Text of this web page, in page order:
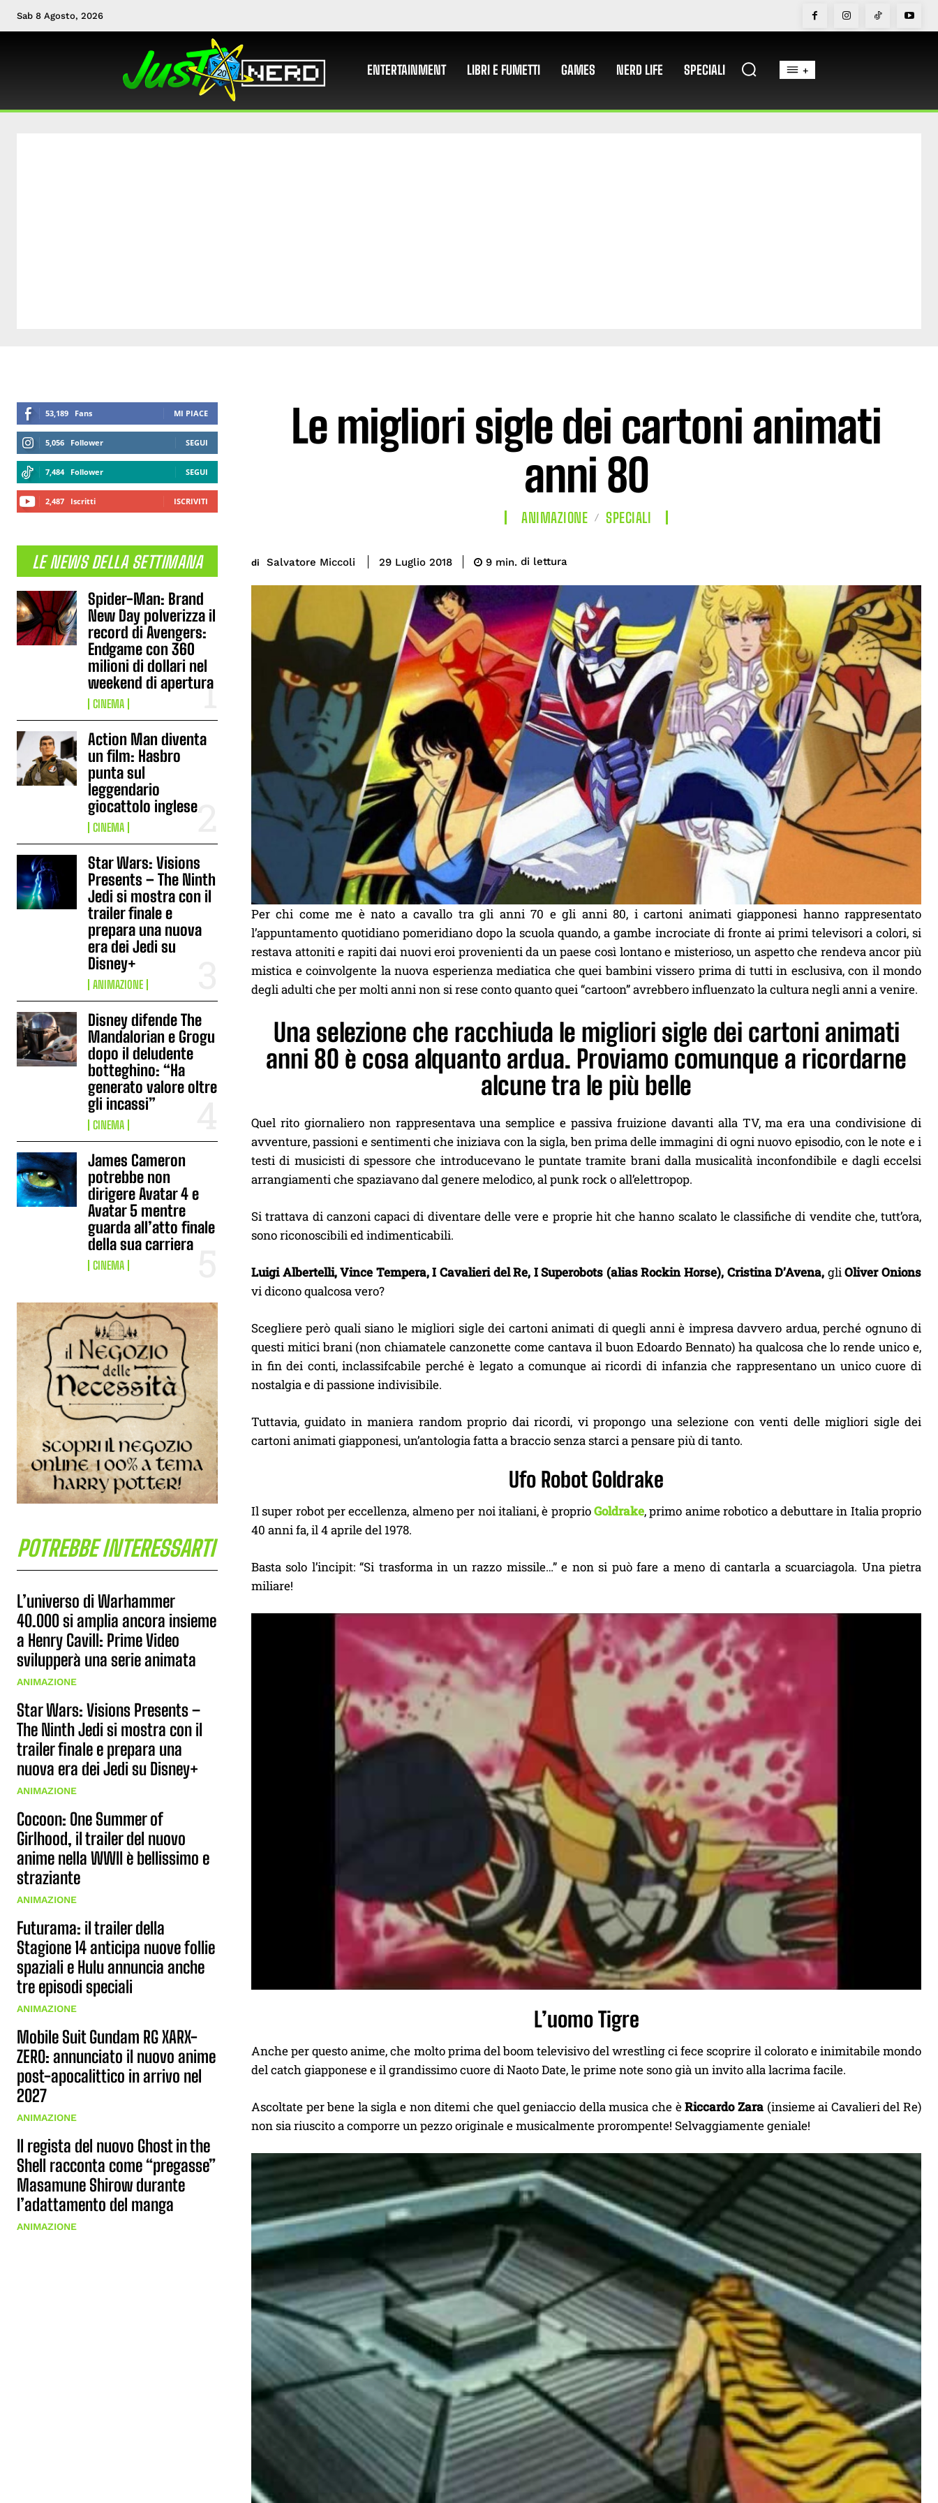
Sab 8 Agosto, 2026
ENTERTAINMENT LIBRI E FUMETTI GAMES NERD LIFE SPECIALI +
53,189 Fans MI PIACE
5,056 Follower SEGUI
7,484 Follower SEGUI
2,487 Iscritti ISCRIVITI
LE NEWS DELLA SETTIMANA
Spider-Man: Brand
New Day polverizza il
record di Avengers:
Endgame con 360
milioni di dollari nel
weekend di apertura
CINEMA
Action Man diventa
un film: Hasbro
punta sul
leggendario
giocattolo inglese
CINEMA
Star Wars: Visions
Presents – The Ninth
Jedi si mostra con il
trailer finale e
prepara una nuova
era dei Jedi su
Disney+
ANIMAZIONE
Disney difende The
Mandalorian e Grogu
dopo il deludente
botteghino: “Ha
generato valore oltre
gli incassi”
CINEMA
James Cameron
potrebbe non
dirigere Avatar 4 e
Avatar 5 mentre
guarda all’atto finale
della sua carriera
CINEMA
POTREBBE INTERESSARTI
L’universo di Warhammer
40.000 si amplia ancora insieme
a Henry Cavill: Prime Video
svilupperà una serie animata
ANIMAZIONE
Star Wars: Visions Presents –
The Ninth Jedi si mostra con il
trailer finale e prepara una
nuova era dei Jedi su Disney+
ANIMAZIONE
Cocoon: One Summer of
Girlhood, il trailer del nuovo
anime nella WWII è bellissimo e
straziante
ANIMAZIONE
Futurama: il trailer della
Stagione 14 anticipa nuove follie
spaziali e Hulu annuncia anche
tre episodi speciali
ANIMAZIONE
Mobile Suit Gundam RG XARX-
ZERO: annunciato il nuovo anime
post-apocalittico in arrivo nel
2027
ANIMAZIONE
Il regista del nuovo Ghost in the
Shell racconta come “pregasse”
Masamune Shirow durante
l’adattamento del manga
ANIMAZIONE
Le migliori sigle dei cartoni animati
anni 80
ANIMAZIONE SPECIALI
di Salvatore Miccoli 29 Luglio 2018 9 min. di lettura
Per chi come me è nato a cavallo tra gli anni 70 e gli anni 80, i cartoni animati giapponesi hanno rappresentato
l’appuntamento quotidiano pomeridiano dopo la scuola quando, a gambe incrociate di fronte ai primi televisori a colori, si
restava attoniti e rapiti dai nuovi eroi provenienti da un paese così lontano e misterioso, un aspetto che rendeva ancor più
mistica e coinvolgente la nuova esperienza mediatica che quei bambini vissero prima di tutti in esclusiva, con il mondo
degli adulti che per molti anni non si rese conto quanto quei “cartoon” avrebbero influenzato la cultura negli anni a venire.
Una selezione che racchiuda le migliori sigle dei cartoni animati
anni 80 è cosa alquanto ardua. Proviamo comunque a ricordarne
alcune tra le più belle
Quel rito giornaliero non rappresentava una semplice e passiva fruizione davanti alla TV, ma era una condivisione di
avventure, passioni e sentimenti che iniziava con la sigla, ben prima delle immagini di ogni nuovo episodio, con le note e i
testi di musicisti di spessore che introducevano le puntate tramite brani dalla musicalità inconfondibile e dagli eccelsi
arrangiamenti che spaziavano dal genere melodico, al punk rock o all’elettropop.
Si trattava di canzoni capaci di diventare delle vere e proprie hit che hanno scalato le classifiche di vendite che, tutt’ora,
sono riconoscibili ed indimenticabili.
Luigi Albertelli, Vince Tempera, I Cavalieri del Re, I Superobots (alias Rockin Horse), Cristina D’Avena, gliOliver Onions
vi dicono qualcosa vero?
Scegliere però quali siano le migliori sigle dei cartoni animati di quegli anni è impresa davvero ardua, perché ognuno di
questi mitici brani (non chiamatele canzonette come cantava il buon Edoardo Bennato) ha qualcosa che lo rende unico e,
in fin dei conti, inclassifcabile perché è legato a comunque ai ricordi di infanzia che rappresentano un unico cuore di
nostalgia e di passione indivisibile.
Tuttavia, guidato in maniera random proprio dai ricordi, vi propongo una selezione con venti delle migliori sigle dei
cartoni animati giapponesi, un’antologia fatta a braccio senza starci a pensare più di tanto.
Ufo Robot Goldrake
Il super robot per eccellenza, almeno per noi italiani, è proprioGoldrake, primo anime robotico a debuttare in Italia proprio
40 anni fa, il 4 aprile del 1978.
Basta solo l’incipit: “Si trasforma in un razzo missile…” e non si può fare a meno di cantarla a scuarciagola. Una pietra
miliare!
L’uomo Tigre
Anche per questo anime, che molto prima del boom televisivo del wrestling ci fece scoprire il colorato e inimitabile mondo
del catch giapponese e il grandissimo cuore di Naoto Date, le prime note sono già un invito alla lacrima facile.
Ascoltate per bene la sigla e non ditemi che quel geniaccio della musica che èRiccardo Zara(insieme ai Cavalieri del Re)
non sia riuscito a comporre un pezzo originale e musicalmente prorompente! Selvaggiamente geniale!